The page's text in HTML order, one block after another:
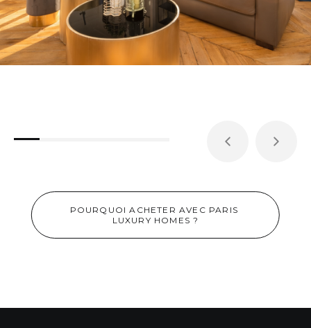
POURQUOI ACHETER AVEC PARIS
LUXURY HOMES ?